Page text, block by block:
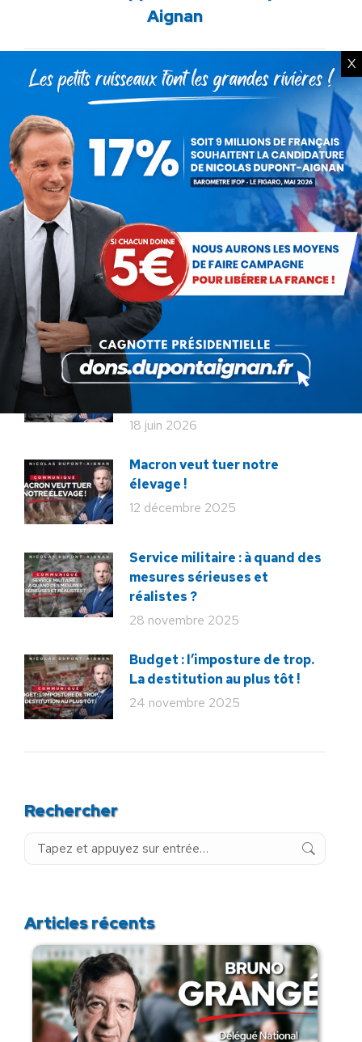
:
Aignan
ARTICLES LIÉS
Communiqué : La protection
de nos enfants se joue sur le
22 juillet 2026
Communiqué : Corse,
l’engrenage d’une France
fragmentée
26 juin 2026
En ce 18 juin, le meilleur
hommage : libérer à nouveau la
France !
18 juin 2026
Macron veut tuer notre
élevage !
12 décembre 2025
Service militaire : à quand des
mesures sérieuses et
réalistes ?
28 novembre 2025
Budget : l’imposture de trop.
La destitution au plus tôt !
24 novembre 2025
Rechercher
Recherche
Articles récents
X